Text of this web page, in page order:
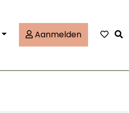
Aanmelden